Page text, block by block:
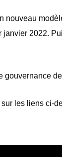
2022.
gouvernance
les liens ci-